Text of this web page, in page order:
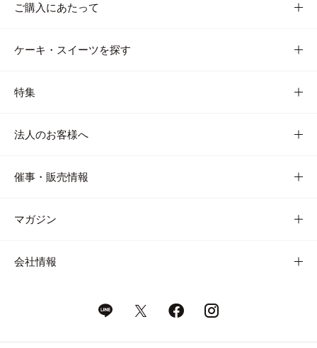
ご購入にあたって
ケーキ・スイーツを探す
特集
法人のお客様へ
催事・販売情報
マガジン
会社情報